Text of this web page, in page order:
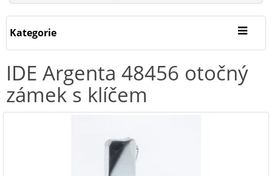
Kategorie
IDE Argenta 48456 otočný
zámek s klíčem